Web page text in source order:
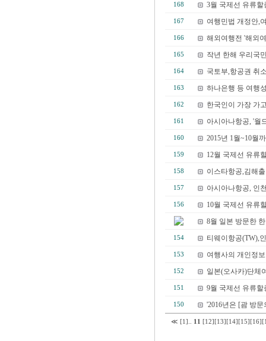
168 3월 국제선 유류할
167 여행민법 개정안,
166 해외여행전 '해외
165 작년 한해 우리국
164 국토부,항공권 취
163 하나은행 등 여행
162 한국인이 가장 가
161 아시아나항공, '월
160 2015년 1월~10월
159 12월 국제선 유류
158 이스타항공,김해
157 아시아나항공, 인
156
10월 국제선 유류
8월 일본 방문한
154 티웨이항공(TW),
153 여행사의 개인정
152 일본(오사카)단체
151 9월 국제선 유류할
150 '2016년은 [괌 방문
≪ [1] 11 [12] [13] [14] [15] [16]